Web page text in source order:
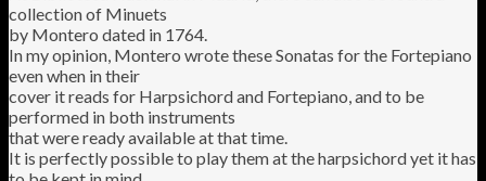
collection of Minuets
by Montero dated in 1764.
In my opinion, Montero wrote these Sonatas for the Fortepiano
even when in their
cover it reads for Harpsichord and Fortepiano, and to be
performed in both instruments
that were ready available at that time.
It is perfectly possible to play them at the harpsichord yet it has